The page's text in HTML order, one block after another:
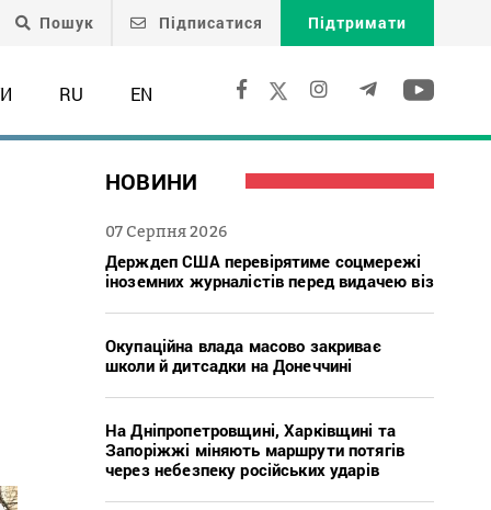
Пошук Підписатися Підтримати
RU EN
НОВИНИ
07 Серпня 2026
Держдеп США перевірятиме соцмережі
іноземних журналістів перед видачею віз
Окупаційна влада масово закриває
школи й дитсадки на Донеччині
На Дніпропетровщині, Харківщині та
Запоріжжі міняють маршрути потягів
через небезпеку російських ударів